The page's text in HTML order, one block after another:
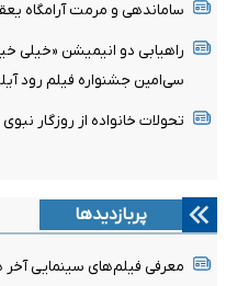
ساماندهی و مرمت آرامگاه
راهیابی دو انیمیشن «خیلی
سی‌امین جشنواره فیلم رود
تحولات خانواده از روزگار
پربازدیدها
معرفی فیلم‌های سینمایی آخر